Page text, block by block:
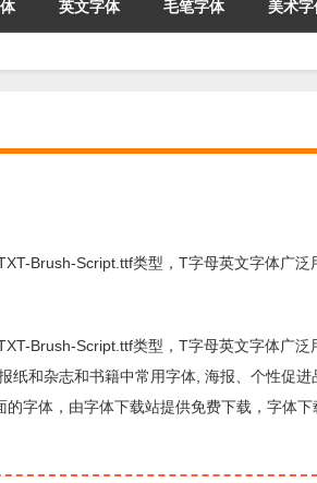
英文字体 毛笔字体 美术字
Brush-Script.ttf类型，T字母英文字体广
Brush-Script.ttf类型，T字母英文字体广
和杂志和书籍中常用字体, 海报、个性促进
字体，由字体下载站提供免费下载，字体